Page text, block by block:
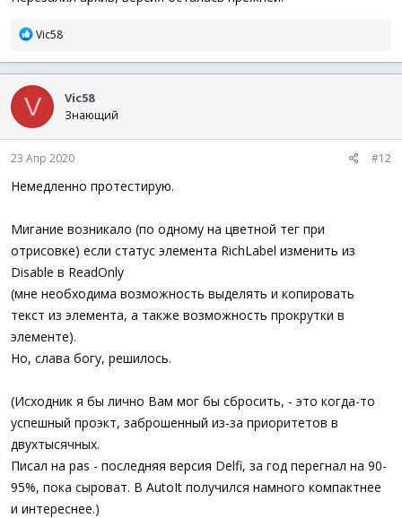
Р
а
к
ц
и
и
Vic58
V Vic58
Знающий
23 Апр 2020 #12
Немедленно протестирую.
Мигание возникало (по одному на цветной тег при
отрисовке) если статус элемента RichLabel изменить из
Disable в ReadOnly
(мне необходима возможность выделять и копировать
текст из элемента, а также возможность прокрутки в
элементе).
Но, слава богу, решилось.
(Исходник я бы лично Вам мог бы сбросить, - это когда-то
успешный проэкт, заброшенный из-за приоритетов в
двухтысячных.
Писал на pas - последняя версия Delfi, за год перегнал на 90-
95%, пока сыроват. В AutoIt получился намного компактнее
и интереснее.)